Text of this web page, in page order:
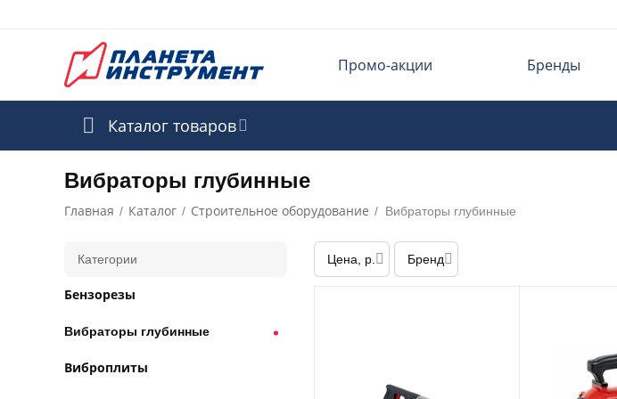
Промо-акции Бренды
Каталог товаров
Вибраторы глубинные
Главная / Каталог / Строительное оборудование / Вибраторы глубинные
Цена, р. Бренд
Категории
Бензорезы
Вибраторы глубинные
Виброплиты